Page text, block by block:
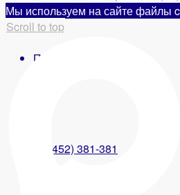
Поиск
8 (3452) 381-381
Мы используем на сайте файлы
Scroll to top